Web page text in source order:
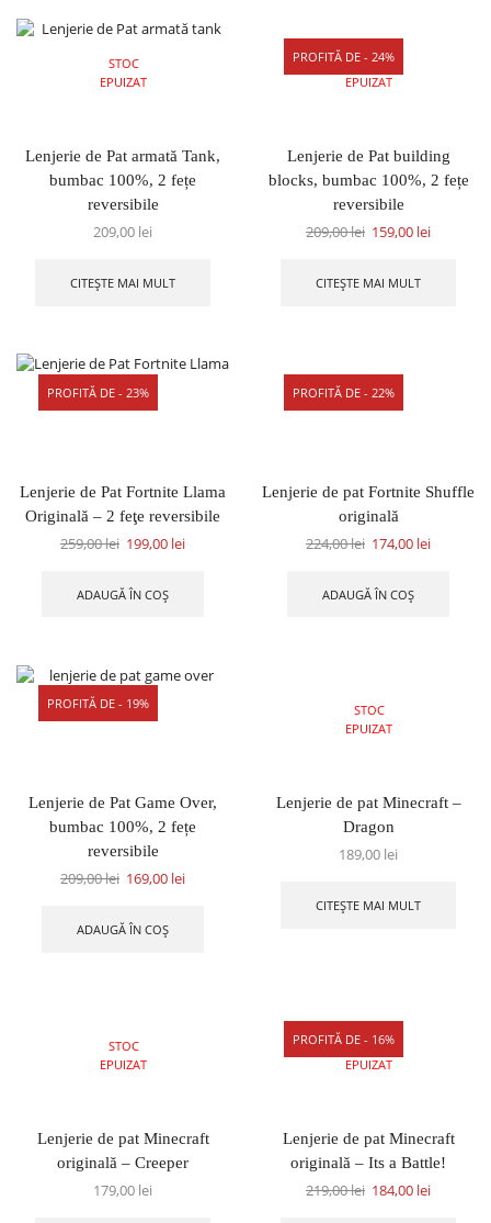
STOC
EPUIZAT
Lenjerie de Pat armată Tank,
bumbac 100%, 2 fețe
reversibile
209,00 lei
CITEȘTE MAI MULT
PROFITĂ DE - 24%
STOC
EPUIZAT
Lenjerie de Pat building
blocks, bumbac 100%, 2 fețe
reversibile
209,00lei 159,00 lei
CITEȘTE MAI MULT
PROFITĂ DE - 23%
Lenjerie de Pat Fortnite Llama
Originală – 2 feţe reversibile
259,00lei 199,00 lei
ADAUGĂ ÎN COȘ
PROFITĂ DE - 22%
Lenjerie de pat Fortnite Shuffle
originală
224,00lei 174,00 lei
ADAUGĂ ÎN COȘ
PROFITĂ DE - 19%
Lenjerie de Pat Game Over,
bumbac 100%, 2 fețe
reversibile
209,00lei 169,00 lei
ADAUGĂ ÎN COȘ
STOC
EPUIZAT
Lenjerie de pat Minecraft –
Dragon
189,00 lei
CITEȘTE MAI MULT
STOC
EPUIZAT
Lenjerie de pat Minecraft
originală – Creeper
179,00 lei
PROFITĂ DE - 16%
STOC
EPUIZAT
Lenjerie de pat Minecraft
originală – Its a Battle!
219,00lei 184,00 lei